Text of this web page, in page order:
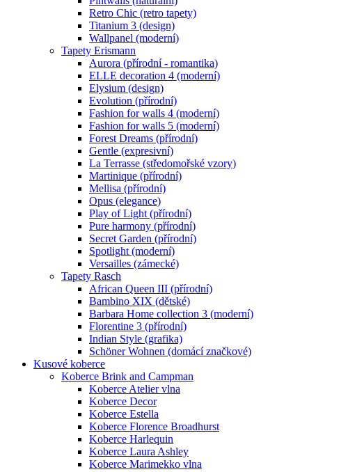
Retro Chic (retro tapety)
Titanium 3 (design)
Wallpanel (moderní)
Tapety Erismann
Aurora (přírodní - romantika)
ELLE decoration 4 (moderní)
Elysium (design)
Evolution (přírodní)
Fashion for walls 4 (moderní)
Fashion for walls 5 (moderní)
Forest Dreams (přírodní)
Gentle (expresivní)
La Terrasse (středomořské vzory)
Martinique (přírodní)
Mellisa (přírodní)
Opus (elegance)
Play of Light (přírodní)
Pure harmony (přírodní)
Secret Garden (přírodní)
Spotlight (moderní)
Versailles (zámecké)
Tapety Rasch
African Queen III (přírodní)
Bambino XIX (dětské)
Barbara Home collection 3 (moderní)
Florentine 3 (přírodní)
Indian Style (grafika)
Schöner Wohnen (domácí značkové)
Kusové koberce
Koberce Brink and Campman
Koberce Atelier vlna
Koberce Decor
Koberce Estella
Koberce Florence Broadhurst
Koberce Harlequin
Koberce Laura Ashley
Koberce Marimekko vlna